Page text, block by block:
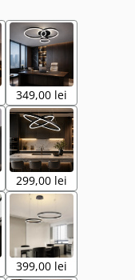
349,00 lei
299,00 lei
399,00 lei